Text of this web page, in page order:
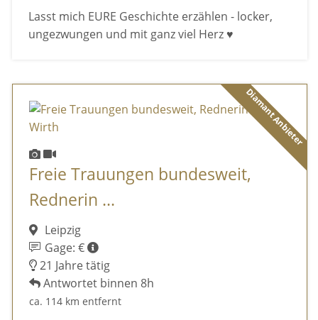
Lasst mich EURE Geschichte erzählen - locker,
ungezwungen und mit ganz viel Herz ♥
Diamant Anbieter
Freie Trauungen bundesweit,
Rednerin ...
Leipzig
Gage: €
21 Jahre tätig
Antwortet binnen 8h
ca. 114 km entfernt